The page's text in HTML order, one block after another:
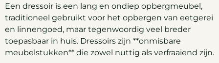
Een dressoir is een lang en ondiep opbergmeubel,
traditioneel gebruikt voor het opbergen van eetgerei
en linnengoed, maar tegenwoordig veel breder
toepasbaar in huis. Dressoirs zijn **onmisbare
meubelstukken** die zowel nuttig als verfraaiend zijn.